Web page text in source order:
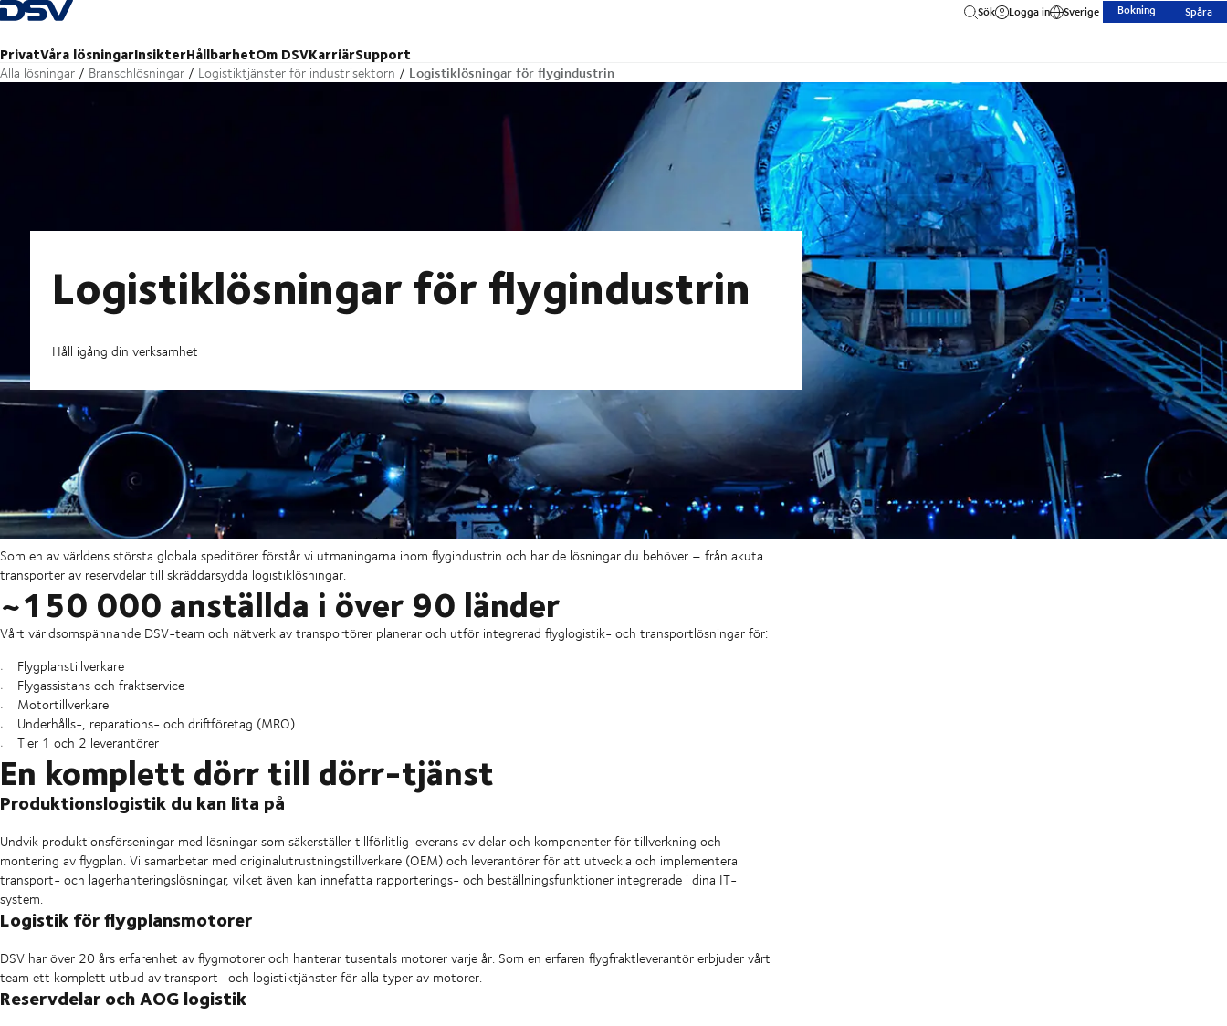
Tillbaka till hemsidan
PrivatVåra lösningarInsikterHållbarhetOm DSVKarriärSupport
Sök Logga in Sverige Bokning Spåra
Alla lösningar Branschlösningar Logistiktjänster för industrisektorn Logistiklösningar för flygindustrin
Logistiklösningar för flygindustrin
Håll igång din verksamhet
Som en av världens största globala speditörer förstår vi utmaningarna inom flygindustrin och har de lösningar du behöver – från akuta
transporter av reservdelar till skräddarsydda logistiklösningar.
~150 000 anställda i över 90 länder
Vårt världsomspännande DSV-team och nätverk av transportörer planerar och utför integrerad flyglogistik- och transportlösningar för:
Flygplanstillverkare
Flygassistans och fraktservice
Motortillverkare
Underhålls-, reparations- och driftföretag (MRO)
Tier 1 och 2 leverantörer
En komplett dörr till dörr-tjänst
Produktionslogistik du kan lita på
Undvik produktionsförseningar med lösningar som säkerställer tillförlitlig leverans av delar och komponenter för tillverkning och
montering av flygplan. Vi samarbetar med originalutrustningstillverkare (OEM) och leverantörer för att utveckla och implementera
transport- och lagerhanteringslösningar, vilket även kan innefatta rapporterings- och beställningsfunktioner integrerade i dina IT-
system.
Logistik för flygplansmotorer
DSV har över 20 års erfarenhet av flygmotorer och hanterar tusentals motorer varje år. Som en erfaren flygfraktleverantör erbjuder vårt
team ett komplett utbud av transport- och logistiktjänster för alla typer av motorer.
Reservdelar och AOG logistik